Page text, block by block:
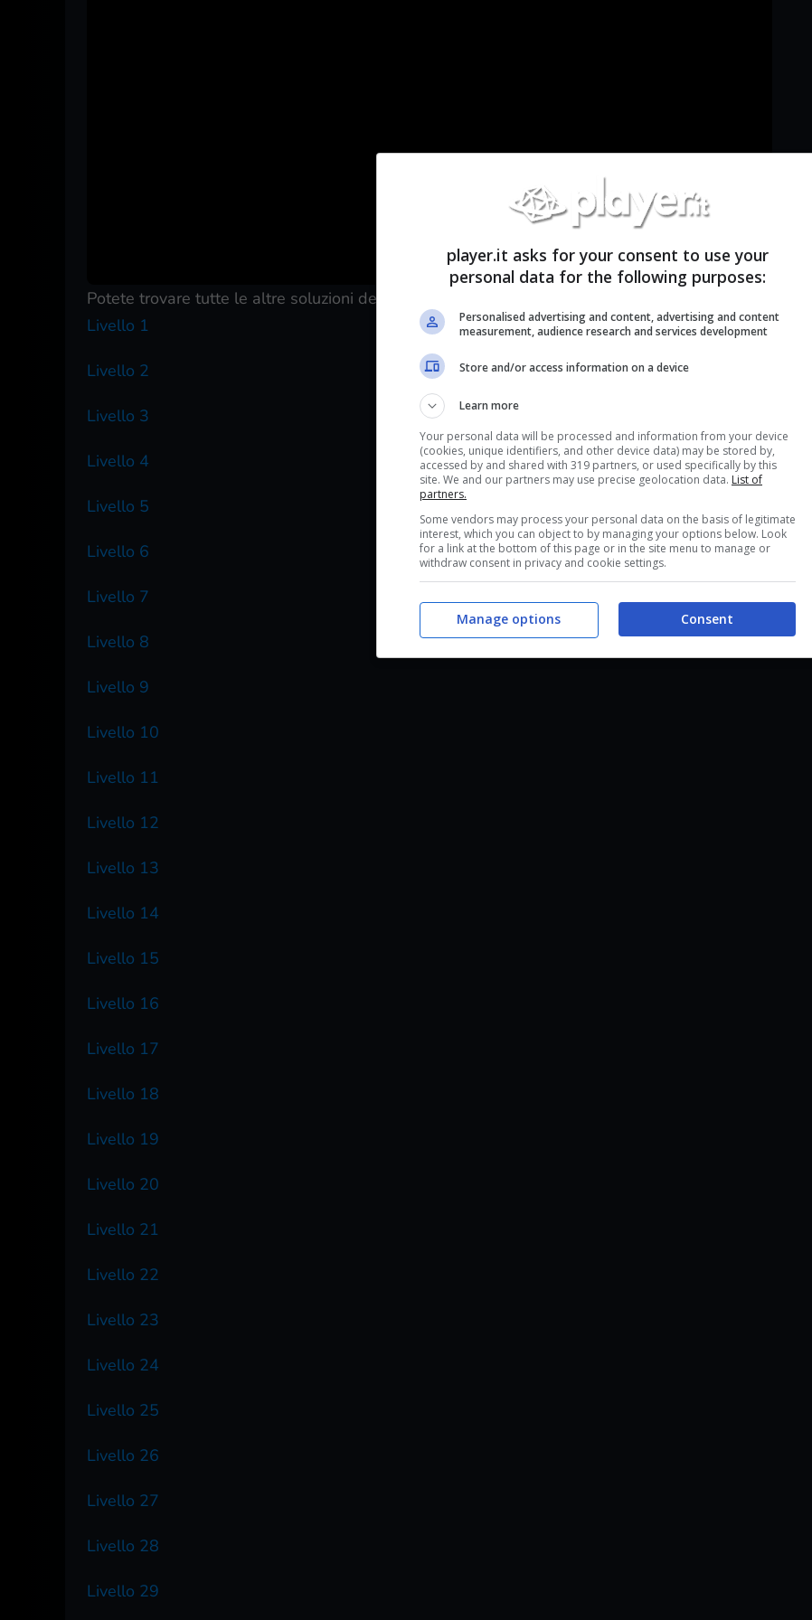
Potete trovare tutte le altre soluzioni dei livelli di
Livello 1
Livello 2
Livello 3
Livello 4
Livello 5
Livello 6
Livello 7
Livello 8
Livello 9
Livello 10
Livello 11
Livello 12
Livello 13
Livello 14
Livello 15
Livello 16
Livello 17
Livello 18
Livello 19
Livello 20
Livello 21
Livello 22
Livello 23
Livello 24
Livello 25
Livello 26
Livello 27
Livello 28
Livello 29
player.it asks for your consent to use your
personal data for the following purposes:
Personalised advertising and content, advertising and content
measurement, audience research and services development
Store and/or access information on a device
Learn more
Your personal data will be processed and information from your device
(cookies, unique identifiers, and other device data) may be stored by,
accessed by and shared with 319 partners, or used specifically by this
site. We and our partners may use precise geolocation data. List of
partners.
Some vendors may process your personal data on the basis of legitimate
interest, which you can object to by managing your options below. Look
for a link at the bottom of this page or in the site menu to manage or
withdraw consent in privacy and cookie settings.
Consent
Manage options